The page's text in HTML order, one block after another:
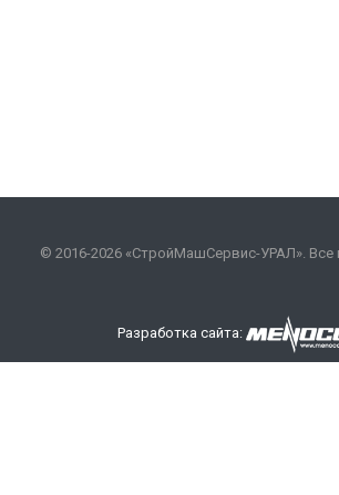
© 2016-2026 «СтройМашСервис-УРАЛ». Все
Разработка сайта: